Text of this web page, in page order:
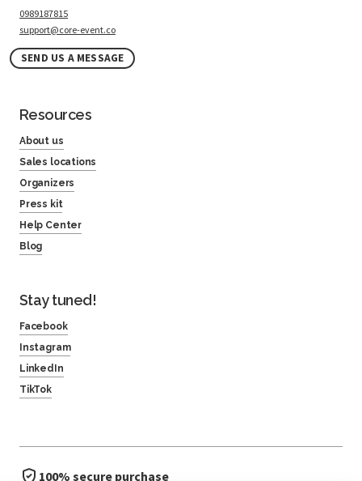
0989187815
support@core-event.co
SEND US A MESSAGE
Resources
About us
Sales locations
Organizers
Press kit
Help Center
Blog
Stay tuned!
Facebook
Instagram
LinkedIn
TikTok
100% secure purchase